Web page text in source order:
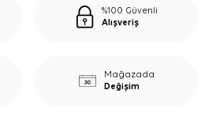
%100 Güvenli
Alışveriş
Mağazada
Değişim